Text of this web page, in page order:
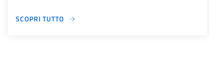
SCOPRI TUTTO